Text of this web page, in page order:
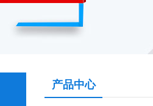
产品中心